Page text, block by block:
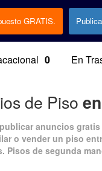
GRATIS.
0 En
de Piso
anuncios gratis
o vender un piso
Pisos de segunda